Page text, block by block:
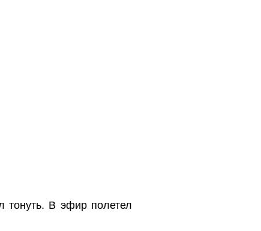
тонуть. В эфир полетел